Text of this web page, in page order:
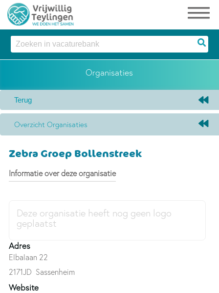
Organisaties
Overzicht Organisaties
Zebra Groep Bollenstreek
Informatie over deze organisatie
Adres
Elbalaan 22
2171JD Sassenheim
Website